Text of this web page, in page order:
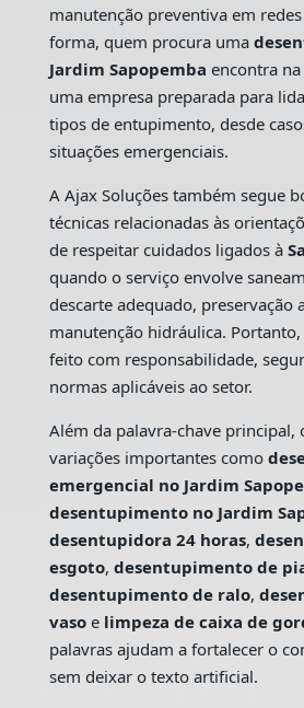
manutenção preventiva em
forma, quem procura uma
Jardim Sapopemba encontra
uma empresa preparada para
tipos de entupimento, desde
situações emergenciais.
A Ajax Soluções também segue
técnicas relacionadas às
de respeitar cuidados ligados à
quando o serviço envolve
descarte adequado, preservação
manutenção hidráulica.
feito com responsabilidade,
normas aplicáveis ao setor.
Além da palavra-chave principal,
variações importantes como
emergencial no Jardim
desentupimento no Jardim
desentupidora 24 horas,
esgoto, desentupimento de
desentupimento de ralo,
vasoe limpeza de caixa de
palavras ajudam a fortalecer o
sem deixar o texto artificial.